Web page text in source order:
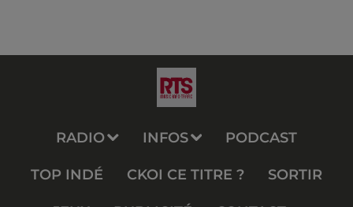
RADIO INFOS PODCAST
TOP INDÉ CKOI CE TITRE ? SORTIR